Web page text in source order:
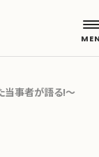
当事者が語る!～